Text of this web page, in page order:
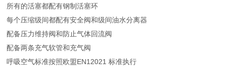
所有的活塞都配有钢制活塞环
每个压缩级间都配有安全阀和级间油水分离器
配备压力维持阀和防止气体回流阀
配备两条充气软管和充气阀
呼吸空气标准按照欧盟EN12021 标准执行